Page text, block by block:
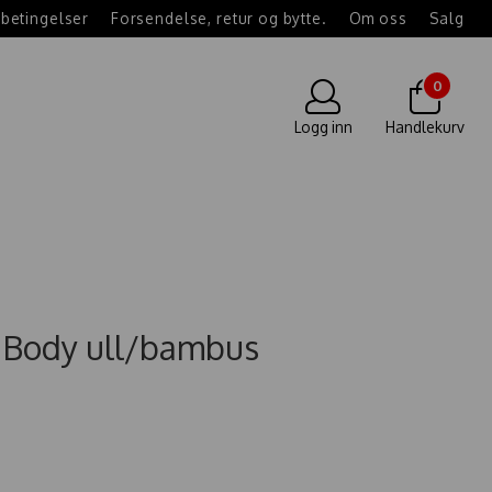
Forsendelse, retur og bytte. Om oss Salg
Logg inn
0
Handlekurv
ull/bambus